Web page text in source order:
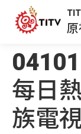
每日
族電